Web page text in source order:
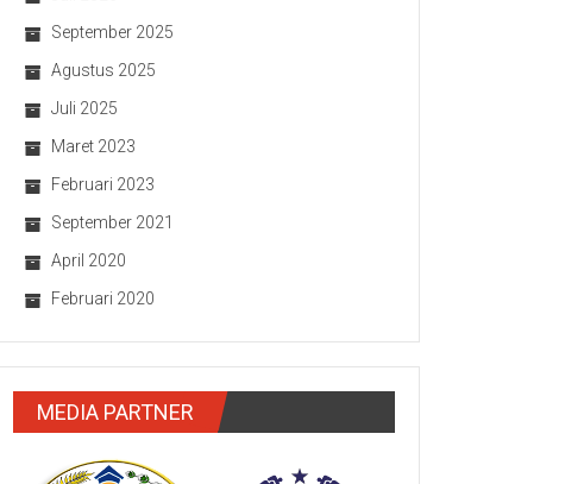
September 2025
Agustus 2025
Juli 2025
Maret 2023
Februari 2023
September 2021
April 2020
Februari 2020
MEDIA PARTNER